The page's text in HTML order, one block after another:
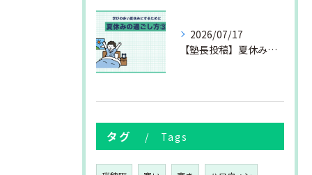
2026/07/17
【塾長投稿】夏休みの過ごし方③
タグ Tags